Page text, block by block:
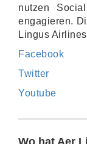
nutzen
engagieren.
Lingus
Facebook
Twitter
Youtube
Wo hat Aer